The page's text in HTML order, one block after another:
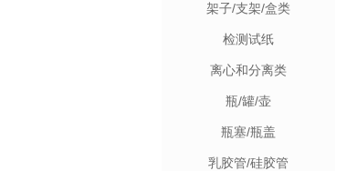
架子/支架/盒类
检测试纸
离心和分离类
瓶/罐/壶
瓶塞/瓶盖
乳胶管/硅胶管